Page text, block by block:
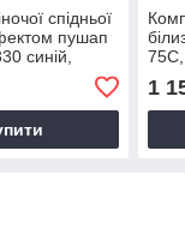
спідньої
пушап
синій,
1